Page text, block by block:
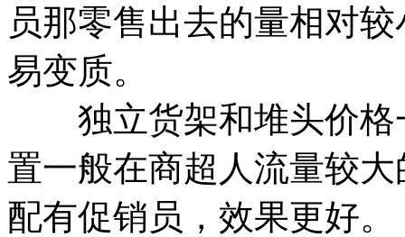
员那零售出去的量相对
易变质。
独立货架和堆头价格
置一般在商超人流量较
配有促销员，效果更好。